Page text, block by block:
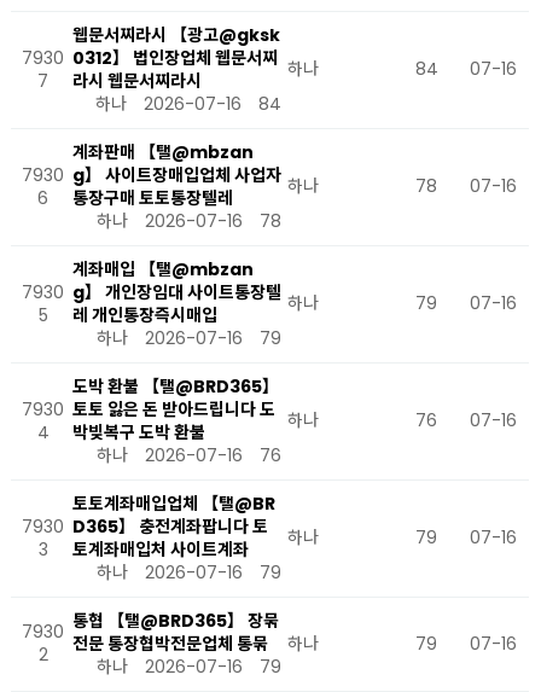
7930
7
웹문서찌라시 【광고@gksk
0312】 법인장업체 웹문서찌
라시 웹문서찌라시
하나
2026-07-16 84
하나 84 07-16
7930
6
계좌판매 【탤@mbzan
g】 사이트장매입업체 사업자
통장구매 토토통장텔레
하나
2026-07-16 78
하나 78 07-16
7930
5
계좌매입 【탤@mbzan
g】 개인장임대 사이트통장텔
레 개인통장즉시매입
하나
2026-07-16 79
하나 79 07-16
7930
4
도박 환불 【탤@BRD365】
토토 잃은 돈 받아드립니다 도
박빚복구 도박 환불
하나
2026-07-16 76
하나 76 07-16
7930
3
토토계좌매입업체 【탤@BR
D365】 충전계좌팝니다 토
토계좌매입처 사이트계좌
하나
2026-07-16 79
하나 79 07-16
7930
2
통협 【탤@BRD365】 장묶
전문 통장협박전문업체 통묶
하나
2026-07-16 79
하나 79 07-16